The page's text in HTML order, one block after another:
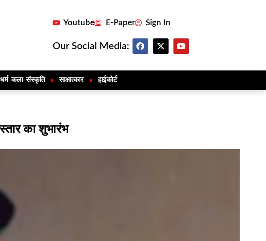
Youtube E-Paper Sign In
Our Social Media:
धर्म-कला-संस्कृति साक्षात्कार हाईकोर्ट
का शुभारंभ